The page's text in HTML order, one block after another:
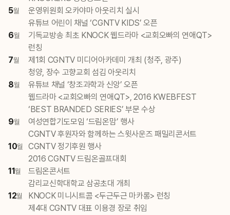
5월
운영위원회 오카야마 아웃리치 실시
유튜브 어린이 채널 ‘CGNTV KIDS’ 오픈
6월
기독교방송 최초 KNOCK 웹드라마 <교회오빠의 연애QT>
런칭
7월
제1회 CGNTV 미디어아카데미 개최 (청주, 광주)
청양, 장수 고향교회 섬김 아웃리치
8월
유튜브 채널 ‘창조과학과 신앙’ 오픈
웹드라마 <교회오빠의 연애QT>, 2016 KWEBFEST
‘BEST BRANDED SERIES’ 부문 수상
9월
여성연합기도모임 ‘드림온맘’ 행사
CGNTV 후원자와 함께하는 스윗사운즈 패밀리콘서트
10월
CGNTV 정기후원 행사
2016 CGNTV 드림온골프대회
11월
드림온콘서트
감리교신학대학교 삼공초대 개최
12월
KNOCK 미니시트콤 <두근두근 마카롱> 런칭
제4대 CGNTV 대표 이용경 장로 취임